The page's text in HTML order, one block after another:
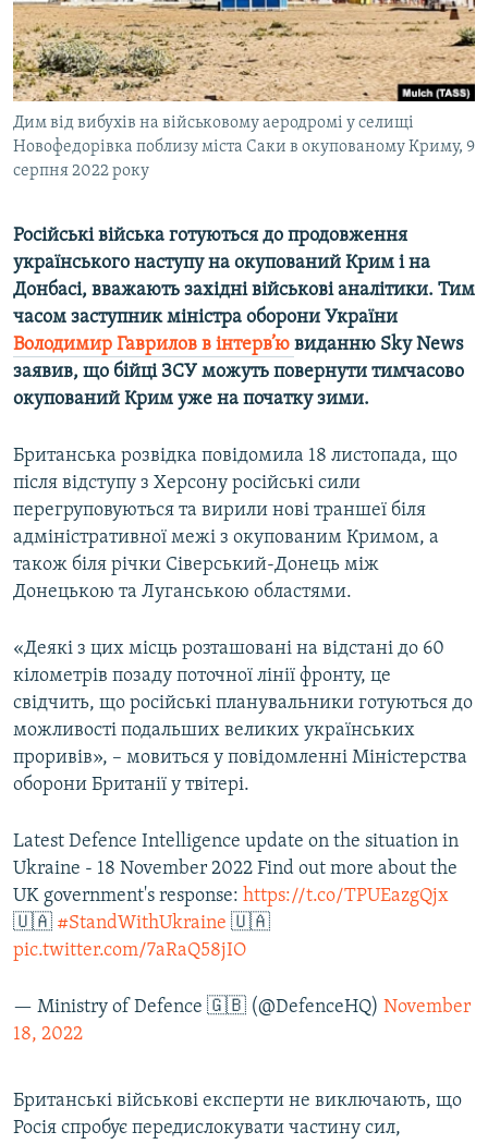
СВІДЧЕННЯ ОКУПАЦІЇ
УКРАЇНСЬКА ПРОБЛЕМА КРИМУ
ІНФОГРАФІКА
Qırımtatar
ДОЛУЧАЙСЯ!
Дим від вибухів на військовому аеродромі у селищі
Новофедорівка поблизу міста Саки в окупованому Криму, 9
серпня 2022 року
Російські війська готуються до продовження
українського наступу на окупований Крим іна
Донбасі, вважають західні військові аналітики. Тим
часом заступник міністра оборони України
Володимир Гаврилов в інтерв’ю виданню Sky News
заявив, що бійці ЗСУ можуть повернути тимчасово
окупований Крим уже на початку зими.
Британська розвідка повідомила 18 листопада, що
після відступу з Херсону російські сили
перегруповуються та вирили нові траншеї біля
адміністративної межі з окупованим Кримом, а
також біля річки Сіверський-Донець між
Донецькою та Луганською областями.
«Деякі з цих місць розташовані на відстані до 60
кілометрів позаду поточної лінії фронту, це
свідчить, що російські планувальники готуються до
можливості подальших великих українських
проривів», – мовиться у повідомленні Міністерства
оборони Британії у твітері.
Latest Defence Intelligence update on the situation in
Ukraine - 18 November 2022 Find out more about the
UK government's response: https://t.co/TPUEazgQjx
🇺🇦 #StandWithUkraine 🇺🇦
pic.twitter.com/7aRaQ58jIO
— Ministry of Defence 🇬🇧 (@DefenceHQ) November
18, 2022
Британські військові експерти не виключають, що
Росія спробує передислокувати частину сил,